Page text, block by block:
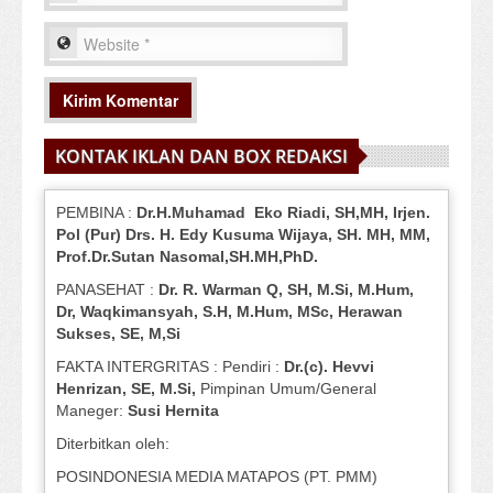
KONTAK IKLAN DAN BOX REDAKSI
PEMBINA : Dr.H.Muhamad Eko Riadi, SH,MH, Irjen.
Pol (Pur) Drs. H. Edy Kusuma Wijaya, SH. MH, MM,
Prof.Dr.Sutan Nasomal,SH.MH,PhD.
PANASEHAT : Dr. R. Warman Q, SH, M.Si, M.Hum,
Dr, Waqkimansyah, S.H, M.Hum, MSc, Herawan
Sukses, SE, M,Si
FAKTA INTERGRITAS : Pendiri : Dr.(c). Hevvi
Henrizan, SE, M.Si, Pimpinan Umum/General
Maneger: Susi Hernita
Diterbitkan oleh:
POSINDONESIA MEDIA MATAPOS (PT. PMM)